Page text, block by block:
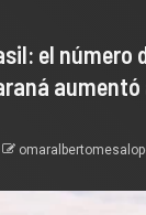
el número